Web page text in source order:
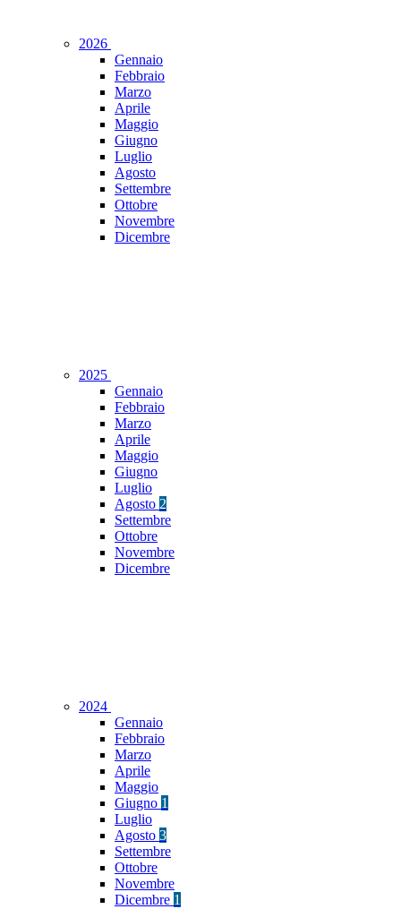
2026
Gennaio
Febbraio
Marzo
Aprile
Maggio
Giugno
Luglio
Agosto
Settembre
Ottobre
Novembre
Dicembre
2025
Gennaio
Febbraio
Marzo
Aprile
Maggio
Giugno
Luglio
Agosto 2
Settembre
Ottobre
Novembre
Dicembre
2024
Gennaio
Febbraio
Marzo
Aprile
Maggio
Giugno 1
Luglio
Agosto 3
Settembre
Ottobre
Novembre
Dicembre 1